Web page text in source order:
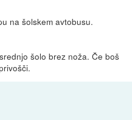
na šolskem avtobusu.
šolo brez noža. Če boš